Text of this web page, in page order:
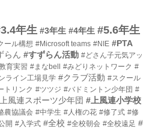
年生 #3年生 #4年生 #5.6年生
ール構想 #Microsoft teams #NIE #PTA
らん #すずらん活動 #どさん子元気アッ
育実習 #まなbell #みどりネットワーク #
ライン工場見学 #クラブ活動 #スクール
トリンク #ツツジ #バドミントン少年団 #
風連スポーツ少年団 #上風連小学校
農協議会 #中学生 #人権の花 #修了式 #修
開 #入学式 #全校 #全校朝会 #全校遠足 #